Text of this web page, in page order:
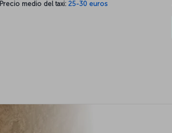
Precio medio del taxi: 25-30 euros